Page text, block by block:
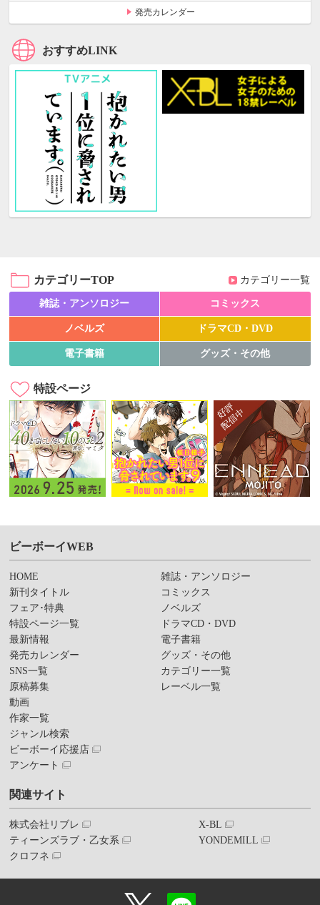
発売カレンダー
おすすめLINK
カテゴリーTOP カテゴリー一覧
雑誌・アンソロジー コミックス
ノベルズ ドラマCD・DVD
電子書籍 グッズ・その他
特設ページ
ビーボーイWEB
HOME
新刊タイトル
フェア･特典
特設ページ一覧
最新情報
発売カレンダー
SNS一覧
原稿募集
動画
作家一覧
ジャンル検索
ビーボーイ応援店
アンケート
雑誌・アンソロジー
コミックス
ノベルズ
ドラマCD・DVD
電子書籍
グッズ・その他
カテゴリー一覧
レーベル一覧
関連サイト
株式会社リブレ
ティーンズラブ・乙女系
クロフネ
X-BL
YONDEMILL